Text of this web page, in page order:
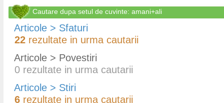
Cautare dupa setul de cuvinte: amani+ali
Articole > Sfaturi
22 rezultate in urma cautarii
Articole > Povestiri
0 rezultate in urma cautarii
Articole > Stiri
6 rezultate in urma cautarii